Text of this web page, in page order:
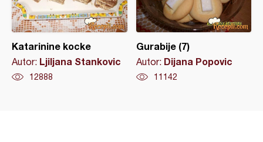
Katarinine kocke
Autor: Ljiljana Stankovic
12888
Gurabije (7)
Autor: Dijana Popovic
11142